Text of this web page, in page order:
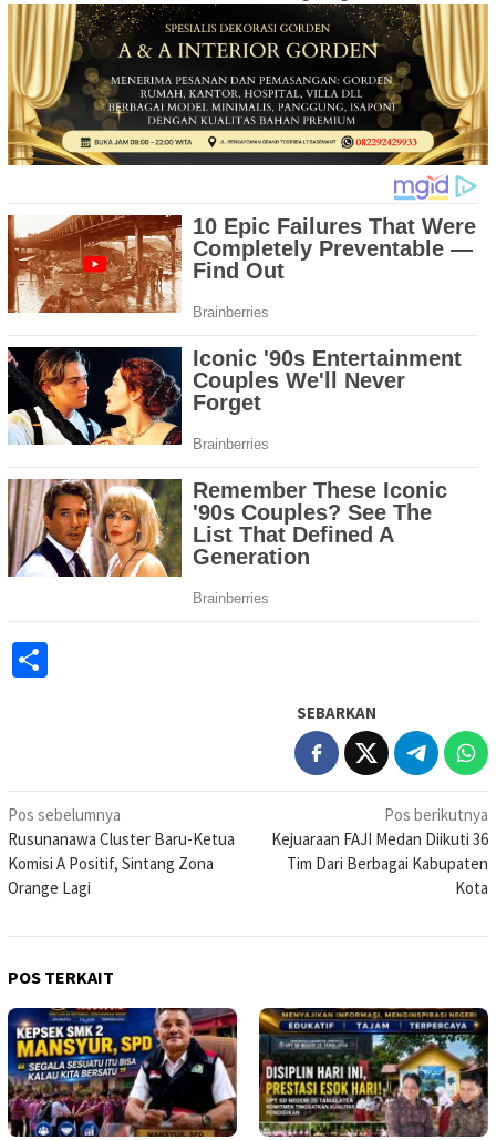
SEBARKAN
Navigasi
pos
Pos sebelumnya
Rusunanawa Cluster Baru-Ketua
Komisi A Positif, Sintang Zona
Orange Lagi
Pos berikutnya
Kejuaraan FAJI Medan Diikuti 36
Tim Dari Berbagai Kabupaten
Kota
POS TERKAIT